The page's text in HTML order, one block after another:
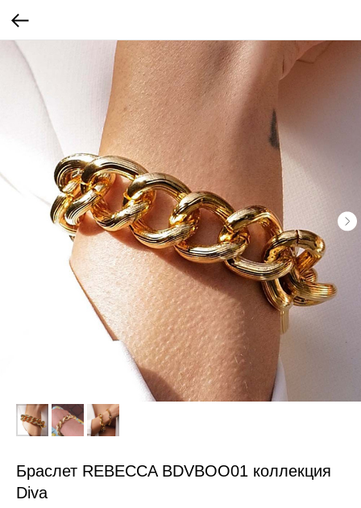
Браслет REBECCA BDVBOO01 коллекция
Diva